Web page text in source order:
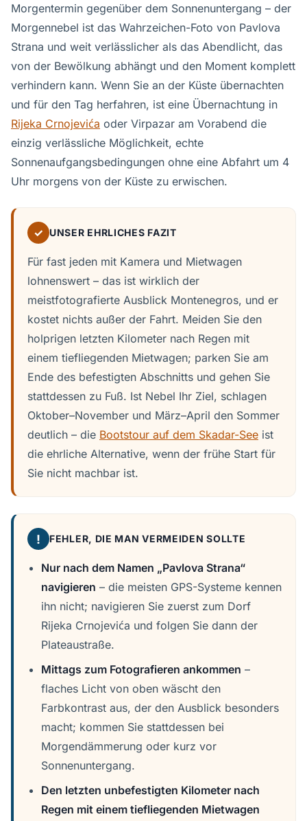
Morgentermin gegenüber dem Sonnenuntergang – der
Morgennebel ist das Wahrzeichen-Foto von Pavlova
Strana und weit verlässlicher als das Abendlicht, das
von der Bewölkung abhängt und den Moment komplett
verhindern kann. Wenn Sie an der Küste übernachten
und für den Tag herfahren, ist eine Übernachtung in
Rijeka Crnojevića oder Virpazar am Vorabend die
einzig verlässliche Möglichkeit, echte
Sonnenaufgangsbedingungen ohne eine Abfahrt um 4
Uhr morgens von der Küste zu erwischen.
✓ UNSER EHRLICHES FAZIT
Für fast jeden mit Kamera und Mietwagen
lohnenswert – das ist wirklich der
meistfotografierte Ausblick Montenegros, und er
kostet nichts außer der Fahrt. Meiden Sie den
holprigen letzten Kilometer nach Regen mit
einem tiefliegenden Mietwagen; parken Sie am
Ende des befestigten Abschnitts und gehen Sie
stattdessen zu Fuß. Ist Nebel Ihr Ziel, schlagen
Oktober–November und März–April den Sommer
deutlich – die Bootstour auf dem Skadar-See ist
die ehrliche Alternative, wenn der frühe Start für
Sie nicht machbar ist.
! FEHLER, DIE MAN VERMEIDEN SOLLTE
Nur nach dem Namen „Pavlova Strana“
navigieren – die meisten GPS-Systeme kennen
ihn nicht; navigieren Sie zuerst zum Dorf
Rijeka Crnojevića und folgen Sie dann der
Plateaustraße.
Mittags zum Fotografieren ankommen –
flaches Licht von oben wäscht den
Farbkontrast aus, der den Ausblick besonders
macht; kommen Sie stattdessen bei
Morgendämmerung oder kurz vor
Sonnenuntergang.
Den letzten unbefestigten Kilometer nach
Regen mit einem tiefliegenden Mietwagen